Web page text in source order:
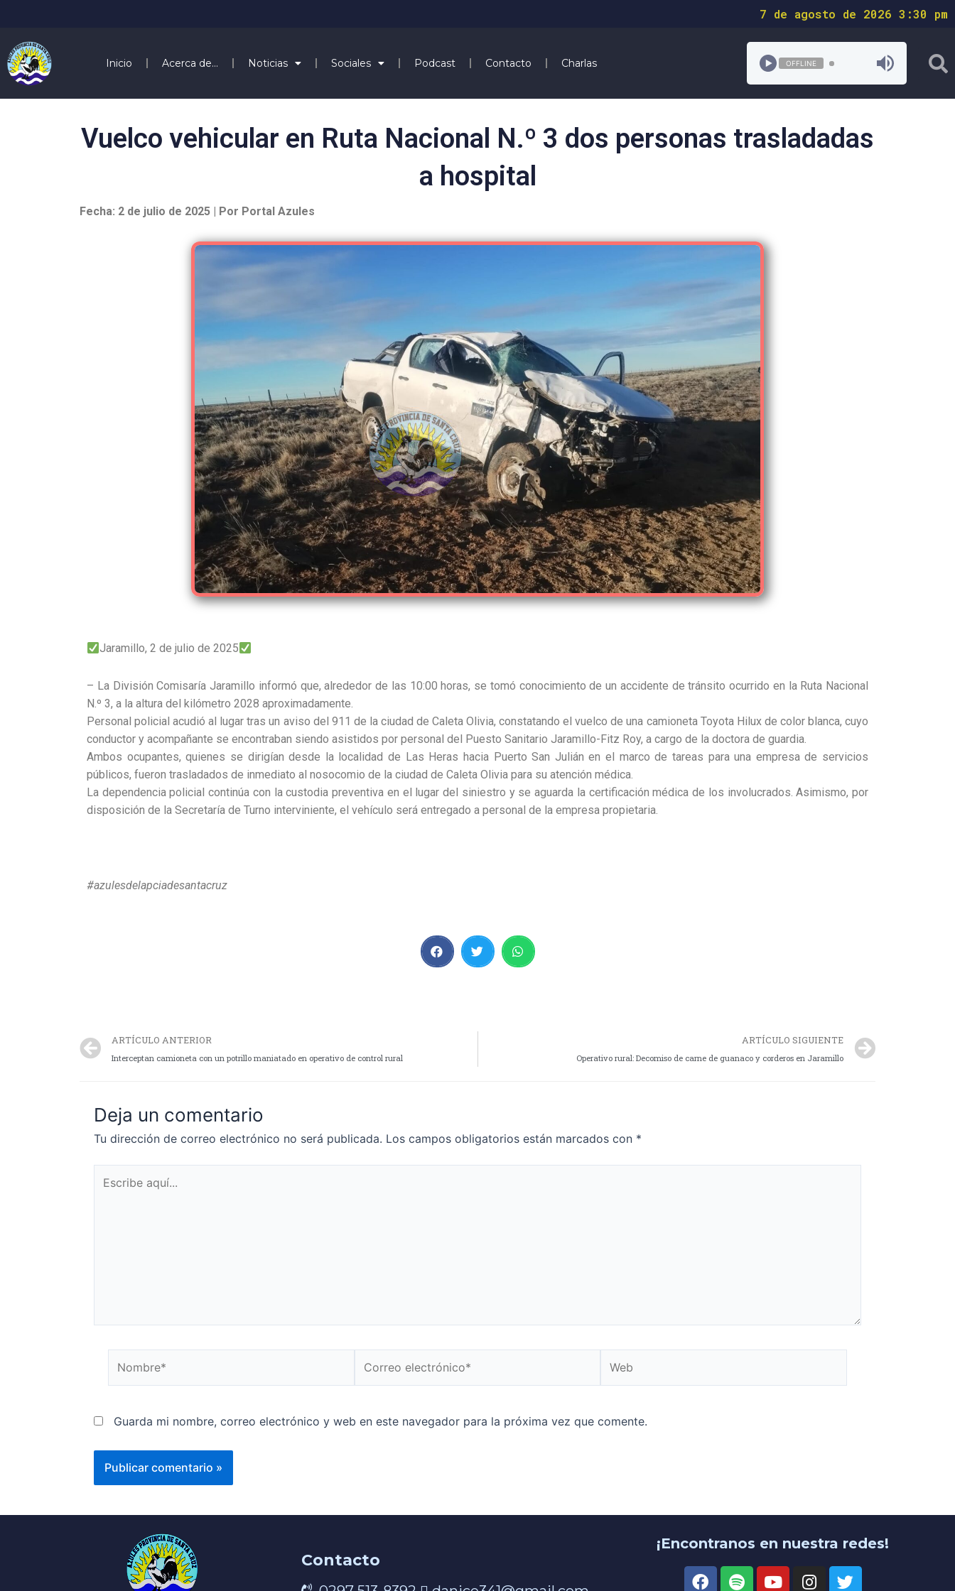
7 de agosto de 2026 3:30 pm
Inicio Acerca de… Noticias Sociales Podcast Contacto Charlas OFFLINE
Vuelco vehicular en Ruta Nacional N.º 3 dos personas trasladadas
a hospital
Fecha: 2 de julio de 2025 | Por Portal Azules
Jaramillo, 2 de julio de 2025
– La División Comisaría Jaramillo informó que, alrededor de las 10:00 horas, se tomó conocimiento de un accidente de tránsito ocurrido en la Ruta Nacional
N.º 3, a la altura del kilómetro 2028 aproximadamente.
Personal policial acudió al lugar tras un aviso del 911 de la ciudad de Caleta Olivia, constatando el vuelco de una camioneta Toyota Hilux de color blanca, cuyo
conductor y acompañante se encontraban siendo asistidos por personal del Puesto Sanitario Jaramillo-Fitz Roy, a cargo de la doctora de guardia.
Ambos ocupantes, quienes se dirigían desde la localidad de Las Heras hacia Puerto San Julián en el marco de tareas para una empresa de servicios
públicos, fueron trasladados de inmediato al nosocomio de la ciudad de Caleta Olivia para su atención médica.
La dependencia policial continúa con la custodia preventiva en el lugar del siniestro y se aguarda la certificación médica de los involucrados. Asimismo, por
disposición de la Secretaría de Turno interviniente, el vehículo será entregado a personal de la empresa propietaria.
#azulesdelapciadesantacruz
ARTÍCULO ANTERIOR
Interceptan camioneta con un potrillo maniatado en operativo de control rural
ARTÍCULO SIGUIENTE
Operativo rural: Decomiso de carne de guanaco y corderos en Jaramillo
Deja un comentario
Tu dirección de correo electrónico no será publicada. Los campos obligatorios están marcados con *
Guarda mi nombre, correo electrónico y web en este navegador para la próxima vez que comente.
Contacto
¡Encontranos en nuestra redes!